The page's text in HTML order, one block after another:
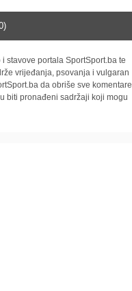
stavove portala SportSport.ba te
vrijeđanja, psovanja i vulgaran
da obriše sve komentare
biti pronađeni sadržaji koji mogu